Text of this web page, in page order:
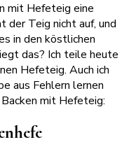
mit Hefeteig eine
der Teig nicht auf, und
in den köstlichen
das? Ich teile heute
Hefeteig. Auch ich
aus Fehlern lernen
mit Hefeteig: